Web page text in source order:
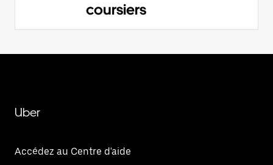
coursiers
Uber
Accédez au Centre d'aide